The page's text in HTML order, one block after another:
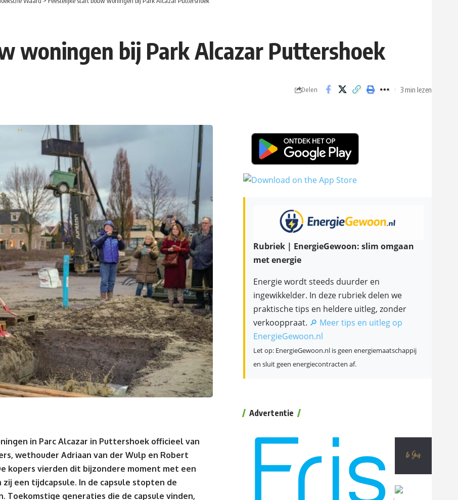
woningen bij Park Alcazar Puttershoek
Delen 3 min lezen
in Parc Alcazar in Puttershoek officieel van
wethouder Adriaan van der Wulp en Robert
kopers vierden dit bijzondere moment met een
een tijdcapsule. In de capsule stopten de
Toekomstige generaties die de capsule vinden,
Rubriek | EnergieGewoon: slim omgaan
met energie
Energie wordt steeds duurder en
ingewikkelder. In deze rubriek delen we
praktische tips en heldere uitleg, zonder
verkooppraat. 🔎 Meer tips en uitleg op
EnergieGewoon.nl
Let op: EnergieGewoon.nl is geen energiemaatschappij
en sluit geen energiecontracten af.
Advertentie